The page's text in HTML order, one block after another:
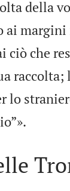
della
ai
ciò che
raccolta;
lo